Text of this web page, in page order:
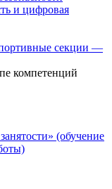
и цифровая
секции —
компетенций
(обучение